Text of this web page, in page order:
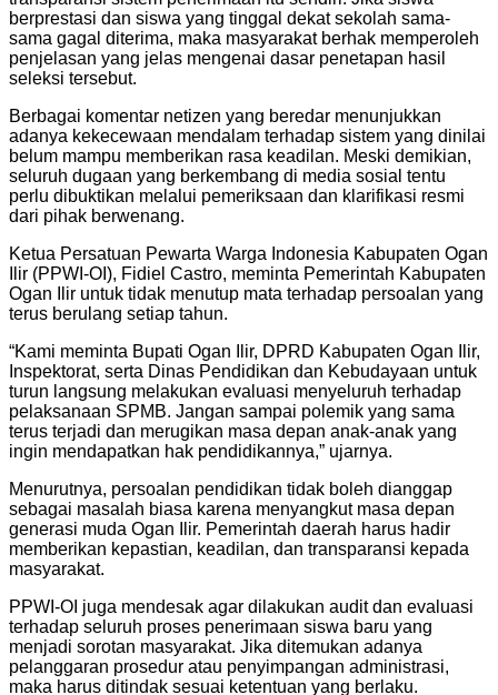
berprestasi dan siswa yang tinggal dekat sekolah sama-
sama gagal diterima, maka masyarakat berhak memperoleh
penjelasan yang jelas mengenai dasar penetapan hasil
seleksi tersebut.
Berbagai komentar netizen yang beredar menunjukkan
adanya kekecewaan mendalam terhadap sistem yang dinilai
belum mampu memberikan rasa keadilan. Meski demikian,
seluruh dugaan yang berkembang di media sosial tentu
perlu dibuktikan melalui pemeriksaan dan klarifikasi resmi
dari pihak berwenang.
Ketua Persatuan Pewarta Warga Indonesia Kabupaten Ogan
Ilir (PPWI-OI), Fidiel Castro, meminta Pemerintah Kabupaten
Ogan Ilir untuk tidak menutup mata terhadap persoalan yang
terus berulang setiap tahun.
“Kami meminta Bupati Ogan Ilir, DPRD Kabupaten Ogan Ilir,
Inspektorat, serta Dinas Pendidikan dan Kebudayaan untuk
turun langsung melakukan evaluasi menyeluruh terhadap
pelaksanaan SPMB. Jangan sampai polemik yang sama
terus terjadi dan merugikan masa depan anak-anak yang
ingin mendapatkan hak pendidikannya,” ujarnya.
Menurutnya, persoalan pendidikan tidak boleh dianggap
sebagai masalah biasa karena menyangkut masa depan
generasi muda Ogan Ilir. Pemerintah daerah harus hadir
memberikan kepastian, keadilan, dan transparansi kepada
masyarakat.
PPWI-OI juga mendesak agar dilakukan audit dan evaluasi
terhadap seluruh proses penerimaan siswa baru yang
menjadi sorotan masyarakat. Jika ditemukan adanya
pelanggaran prosedur atau penyimpangan administrasi,
maka harus ditindak sesuai ketentuan yang berlaku.